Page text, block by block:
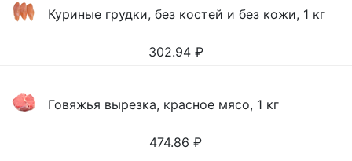
Куриные грудки, без костей и без кожи, 1 кг
302.94 ₽
Говяжья вырезка, красное мясо, 1 кг
474.86 ₽